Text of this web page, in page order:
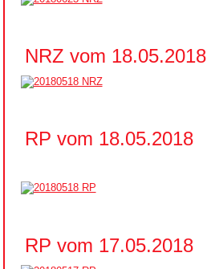
NRZ vom 18.05.2018
RP vom 18.05.2018
RP vom 17.05.2018